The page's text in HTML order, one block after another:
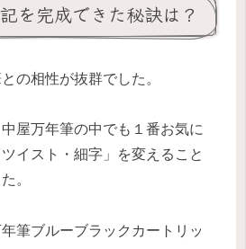
を完成できた秘訣は？
の相性が抜群でした。
屋万年筆の中でも１番お気に
イスト・細字」を変えること
。
筆ブルーブラックカートリッ